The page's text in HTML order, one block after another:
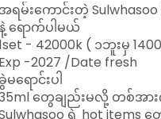
ရမ်းကောင်းတဲ့ Sulwhasoo
ရောက်ပါမယ်
- 42000k ( ၁ဘူးမှ
-2027 /Date fresh
မရောင်းပါ
တွေချည်းမလို့ တစ်အာ
ရဲ့ hot items